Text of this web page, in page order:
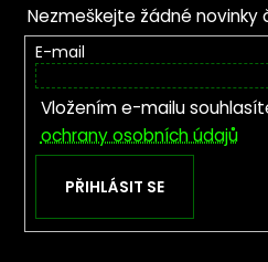
Nezmeškejte žádné novinky
E-mail
Vložením e-mailu
ochrany osobních údajů
PŘIHLÁSIT SE